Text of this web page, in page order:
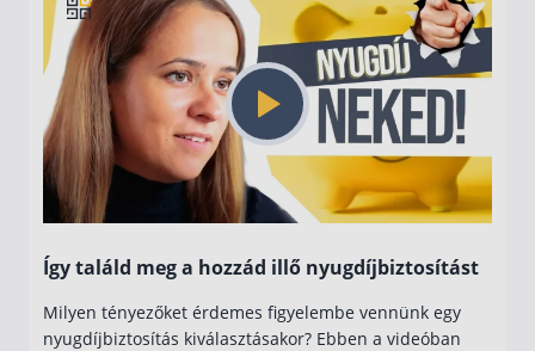
Így találd meg a hozzád illő nyugdíjbiztosítást
Milyen tényezőket érdemes figyelembe vennünk egy
nyugdíjbiztosítás kiválasztásakor? Ebben a videóban